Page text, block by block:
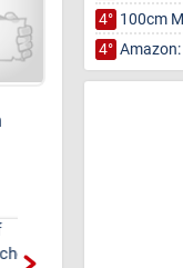
4° 100cm
4°